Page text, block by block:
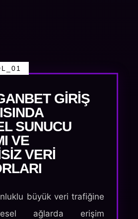
GIRIŞ
SUNUCU
VE
VERI
büyük veri trafiğine
ağlarda erişim